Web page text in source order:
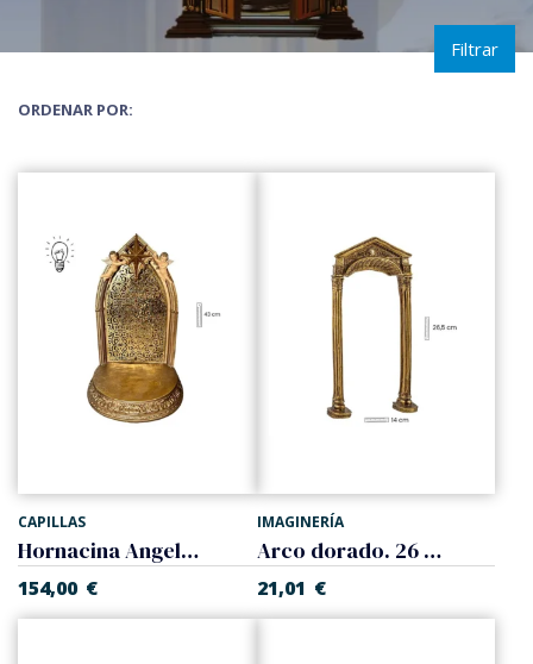
Filtrar
ORDENAR POR:
CAPILLAS
Hornacina Angeles. Con luz.
154,00 €
IMAGINERÍA
Arco dorado. 26 cm.
21,01 €